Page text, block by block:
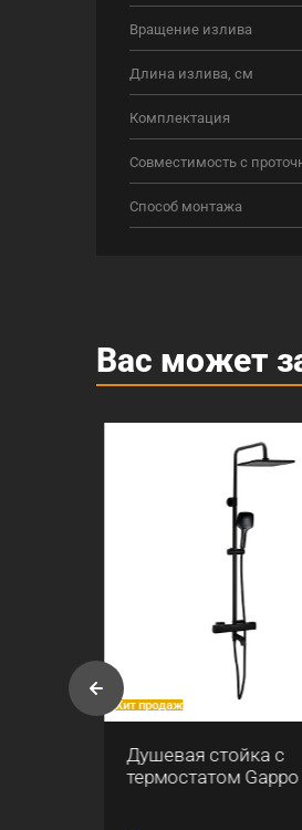
Вращение излива
Длина излива, см
Комплектация
Совместимость с
Способ монтажа
Вас может
Хит продаж
Душевая стойка с
термостатом Gappo